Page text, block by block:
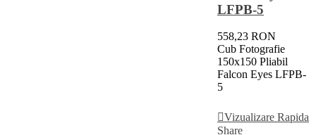
LFPB-5
558,23 RON
Cub Fotografie
150x150 Pliabil
Falcon Eyes LFPB-
5
Vizualizare Rapida
Share